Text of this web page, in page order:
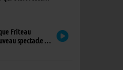
Friteau
spectacle à